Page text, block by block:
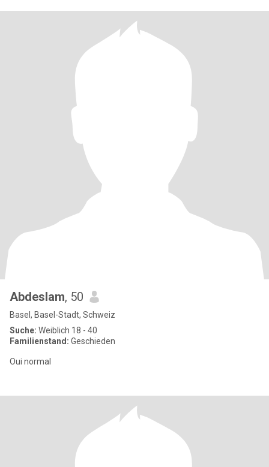
Abdeslam, 50
Basel, Basel-Stadt, Schweiz
Suche: Weiblich 18 - 40
Familienstand: Geschieden
Oui normal